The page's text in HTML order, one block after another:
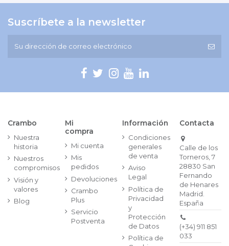
Suscríbete a la newsletter
Crambo
Nuestra
historia
Nuestros
compromisos
Visión y
valores
Blog
Mi
compra
Mi cuenta
Mis
pedidos
Devoluciones
Crambo
Plus
Servicio
Postventa
Información
Condiciones
generales
de venta
Aviso
Legal
Política de
Privacidad
y
Protección
de Datos
Política de
Contacta
Calle de los
Torneros, 7
28830 San
Fernando
de Henares
Madrid.
España
(+34) 911 851
033